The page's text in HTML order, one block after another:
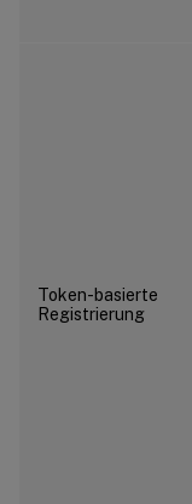
Token-basierte
Registrierung